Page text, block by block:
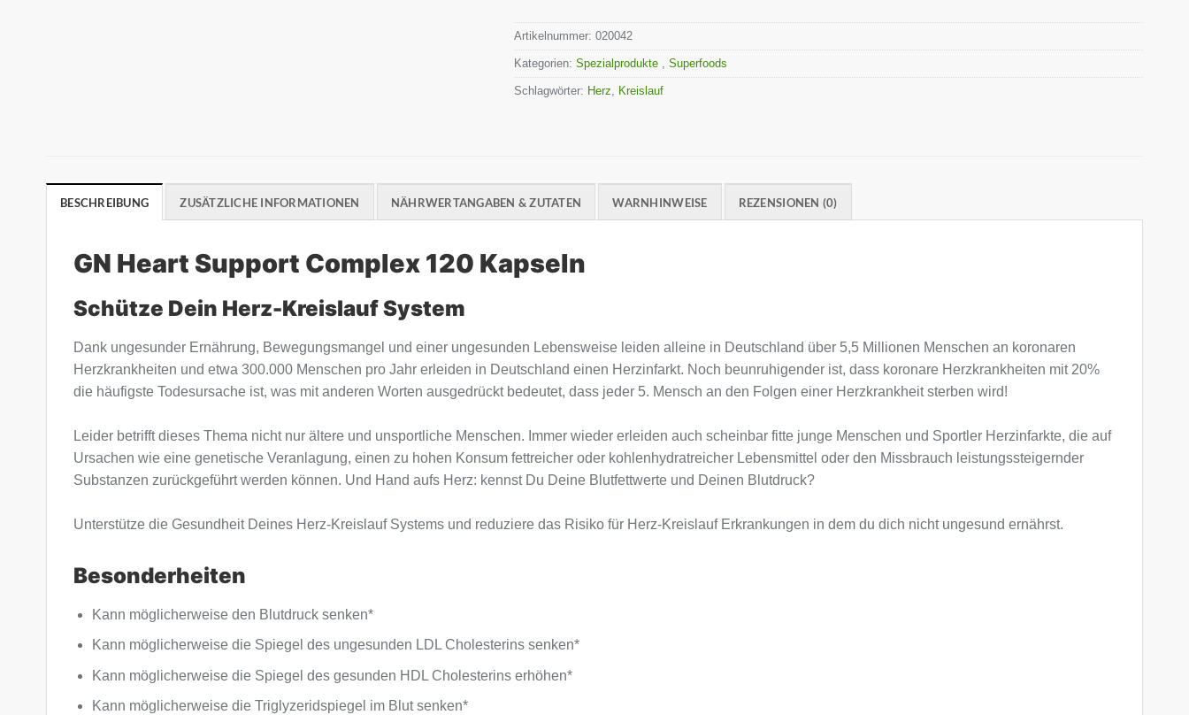
Artikelnummer:020042
Kategorien:Spezialprodukte ,Superfoods
Schlagwörter: Herz Kreislauf
BESCHREIBUNG ZUSÄTZLICHE INFORMATIONEN NÄHRWERTANGABEN & ZUTATEN WARNHINWEISE REZENSIONEN (0)
GN Heart Support Complex 120 Kapseln
Schütze Dein Herz-Kreislauf System
Dank ungesunder Ernährung, Bewegungsmangel und einer ungesunden Lebensweise leiden alleine in Deutschland über 5,5 Millionen Menschen an koronaren
Herzkrankheiten und etwa 300.000 Menschen pro Jahr erleiden in Deutschland einen Herzinfarkt. Noch beunruhigender ist, dass koronare Herzkrankheiten mit 20%
die häufigste Todesursache ist, was mit anderen Worten ausgedrückt bedeutet, dass jeder 5. Mensch an den Folgen einer Herzkrankheit sterben wird!
Leider betrifft dieses Thema nicht nur ältere und unsportliche Menschen. Immer wieder erleiden auch scheinbar fitte junge Menschen und Sportler Herzinfarkte, die auf
Ursachen wie eine genetische Veranlagung, einen zu hohen Konsum fettreicher oder kohlenhydratreicher Lebensmittel oder den Missbrauch leistungssteigernder
Substanzen zurückgeführt werden können. Und Hand aufs Herz: kennst Du Deine Blutfettwerte und Deinen Blutdruck?
Unterstütze die Gesundheit Deines Herz-Kreislauf Systems und reduziere das Risiko für Herz-Kreislauf Erkrankungen in dem du dich nicht ungesund ernährst.
Besonderheiten
Kann möglicherweise den Blutdruck senken*
Kann möglicherweise die Spiegel des ungesunden LDL Cholesterins senken*
Kann möglicherweise die Spiegel des gesunden HDL Cholesterins erhöhen*
Kann möglicherweise die Triglyzeridspiegel im Blut senken*